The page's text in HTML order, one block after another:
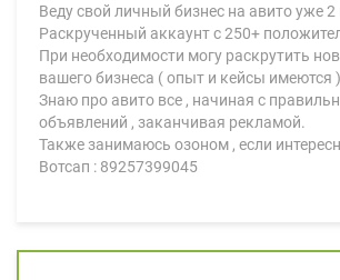
Веду свой личный бизнес на авито уже 2
Раскрученный аккаунт с 250+
При необходимости могу раскрутить
вашего бизнеса ( опыт и кейсы имеются )
Знаю про авито все , начиная с
объявлений , заканчивая рекламой.
Также занимаюсь озоном , если
Вотсап : 89257399045